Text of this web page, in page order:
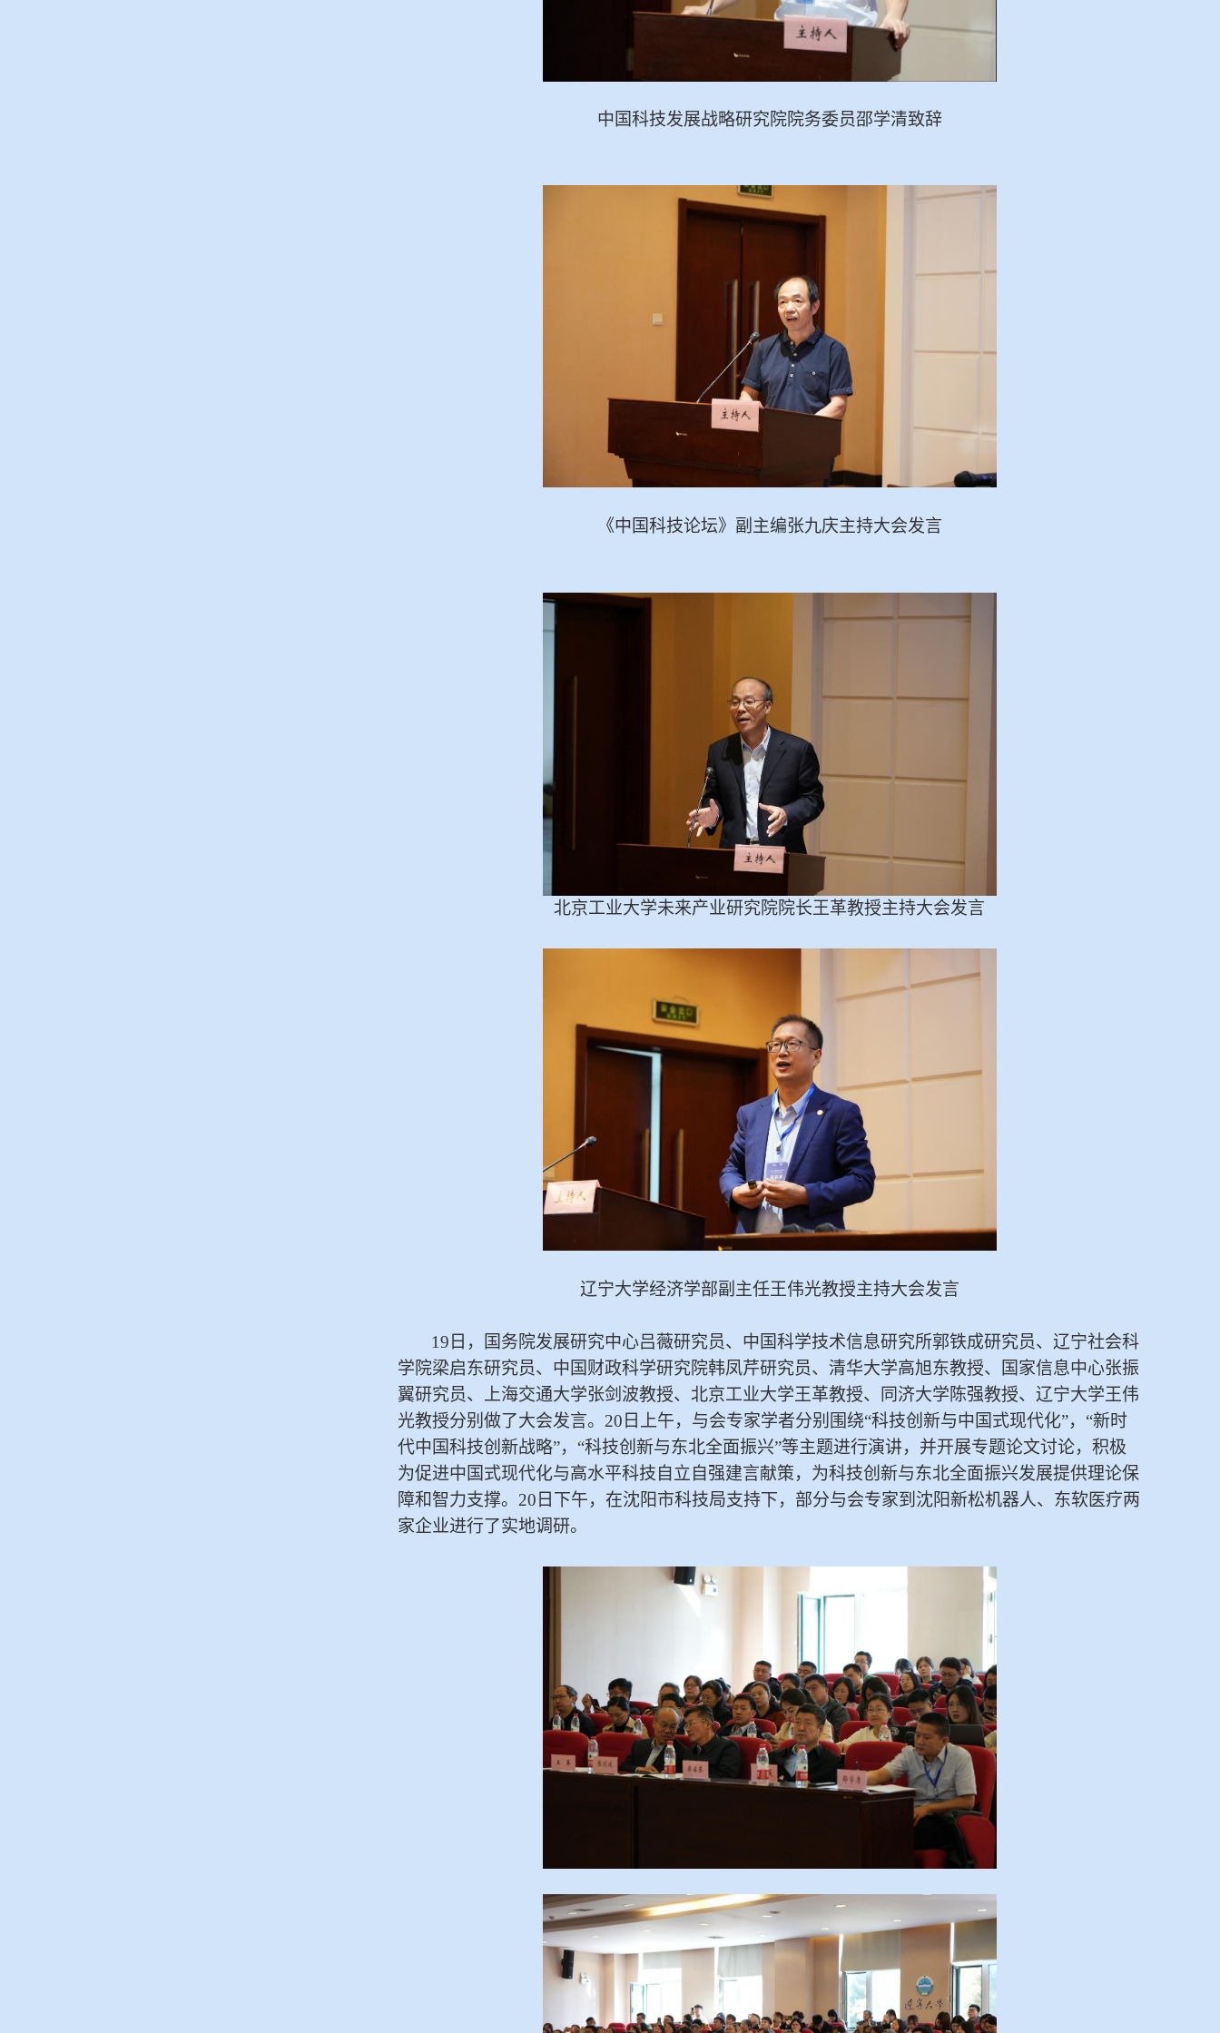
中国科技发展战略研究院院务委员邵学清致辞
《中国科技论坛》副主编张九庆主持大会发言
北京工业大学未来产业研究院院长王革教授主持大会发言
辽宁大学经济学部副主任王伟光教授主持大会发言
19日， 国务院发展研究中心吕薇研究员、中国科学技术信息研究所郭铁成研究员、辽宁社会科
学院梁启东研究员、中国财政科学研究院韩凤芹研究员、清华大学高旭东教授、国家信息中心张振
翼研究员、上海交通大学张剑波教授、北京工业大学王革教授、同济大学陈强教授、辽宁大学王伟
光教授分别做了大会发言。20日上午，与会专家学者分别围绕“科技创新与中国式现代化”，“新时
代中国科技创新战略”，“科技创新与东北全面振兴”等主题进行演讲，并开展专题论文讨论，积极
为促进中国式现代化与高水平科技自立自强建言献策，为科技创新与东北全面振兴发展提供理论保
障和智力支撑。20日下午，在沈阳市科技局支持下，部分与会专家到沈阳新松机器人、东软医疗两
家企业进行了实地调研。